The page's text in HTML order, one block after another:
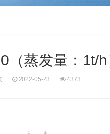
（蒸发量：1t/h
2022-05-23 4373